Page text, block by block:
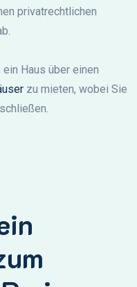
privatrechtlichen
Haus über einen
zu mieten, wobei Sie